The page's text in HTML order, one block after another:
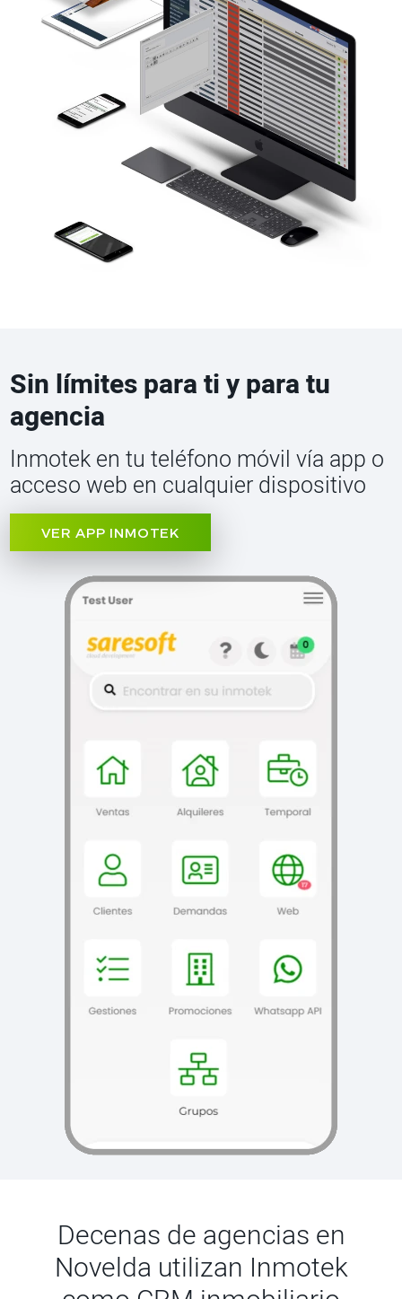
Sin límites para ti y para tu
agencia
Inmotek en tu teléfono móvil vía app o
acceso web en cualquier dispositivo
VER APP INMOTEK
Decenas de agencias en
Novelda utilizan Inmotek